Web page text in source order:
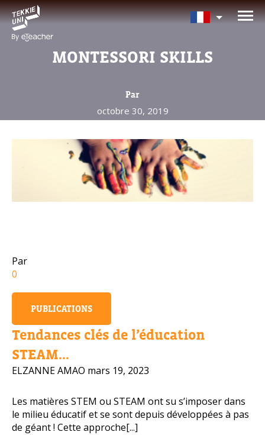
MONTESSORI SKILLS
Par
octobre 30, 2019
Par
0
PUBLICATIONS
Tendances clés de l’éducation
STEAM...
ELZANNE AMAO mars 19, 2023
Les matières STEM ou STEAM ont su s’imposer dans
le milieu éducatif et se sont depuis développées à pas
de géant ! Cette approche[...]
Avez-vous besoin d'aide pour
choisir votre cours?
Nom complet d'un parent
Âge de votre enfant
Âge de votre enfant
OBTENIR PLUS D’INFOS